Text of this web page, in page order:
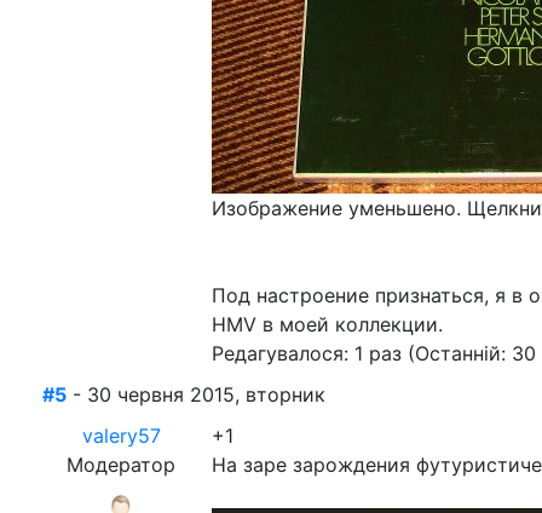
Изображение уменьшено.
Под настроение признаться, я в
HMV в моей коллекции.
Редагувалося: 1 раз (Останній:
#5 - 30 червня 2015, вторник
valery57
Модератор
+1
На заре зарождения